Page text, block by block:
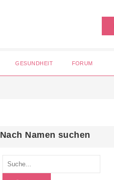
GESUNDHEIT FORUM
Nach Namen suchen